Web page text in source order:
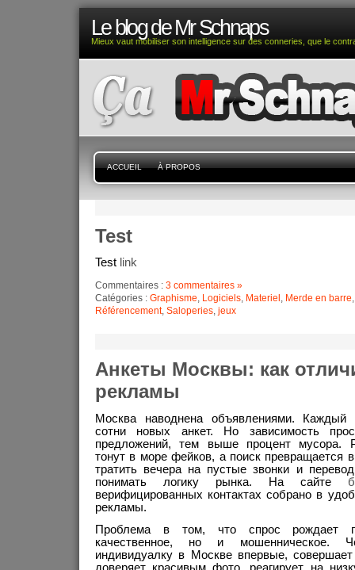
Le blog de Mr Schnaps
Mieux vaut mobiliser son intelligence sur des conneries, que le
ACCUEIL À PROPOS
Test
Test link
Commentaires : 3 commentaires »
Catégories : Graphisme, Logiciels, Materiel , Merde en barre
Référencement, Saloperies, jeux
Анкеты Москвы: как
рекламы
Москва наводнена объявлениями. Каждый
сотни новых анкет. Но зависимость
предложений, тем выше процент мусора.
тонут в море фейков, а поиск превращается
тратить вечера на пустые звонки и
понимать логику рынка. На сайте
верифицированных контактах собрано в
рекламы.
Проблема в том, что спрос рождает
качественное, но и мошенническое.
индивидуалку в Москве впервые,
доверяет красивым фото, реагирует на